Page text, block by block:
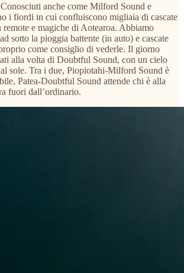
anche come Milford Sound e
i fiordi in cui confluiscono migliaia di cascate
e magiche di Aotearoa. Abbiamo
sotto la pioggia battente (in auto) e cascate
come consiglio di vederle. Il giorno
alla volta di Doubtful Sound, con un cielo
sole. Tra i due, Piopiotahi-Milford Sound è
Patea-Doubtful Sound attende chi è alla
fuori dall’ordinario.